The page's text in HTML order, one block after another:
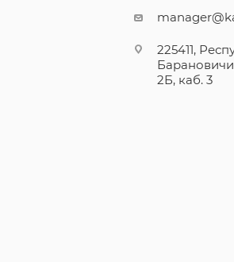
225411,
2Б, каб. 3